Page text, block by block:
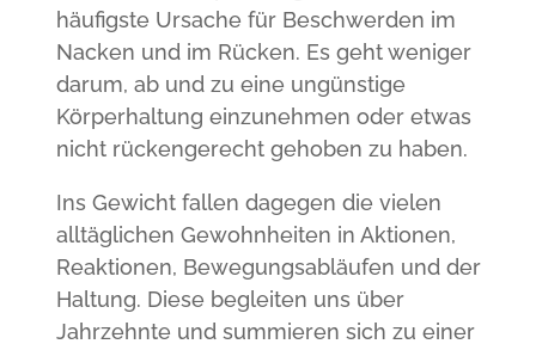
häufigste Ursache für Beschwerden im
Nacken und im Rücken. Es geht weniger
darum, ab und zu eine ungünstige
Körperhaltung einzunehmen oder etwas
nicht rückengerecht gehoben zu haben.
Ins Gewicht fallen dagegen die vielen
alltäglichen Gewohnheiten in Aktionen,
Reaktionen, Bewegungsabläufen und der
Haltung. Diese begleiten uns über
Jahrzehnte und summieren sich zu einer